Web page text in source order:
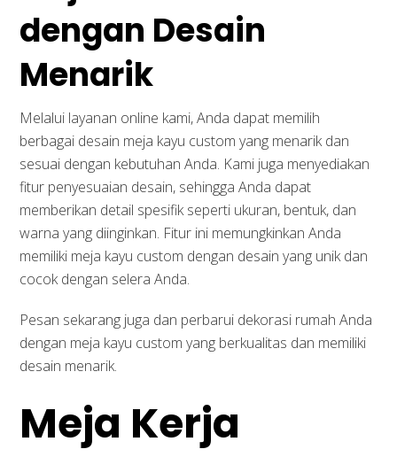
dengan Desain
Menarik
Melalui layanan online kami, Anda dapat memilih
berbagai desain meja kayu custom yang menarik dan
sesuai dengan kebutuhan Anda. Kami juga menyediakan
fitur penyesuaian desain, sehingga Anda dapat
memberikan detail spesifik seperti ukuran, bentuk, dan
warna yang diinginkan. Fitur ini memungkinkan Anda
memiliki meja kayu custom dengan desain yang unik dan
cocok dengan selera Anda.
Pesan sekarang juga dan perbarui dekorasi rumah Anda
dengan meja kayu custom yang berkualitas dan memiliki
desain menarik.
Meja Kerja